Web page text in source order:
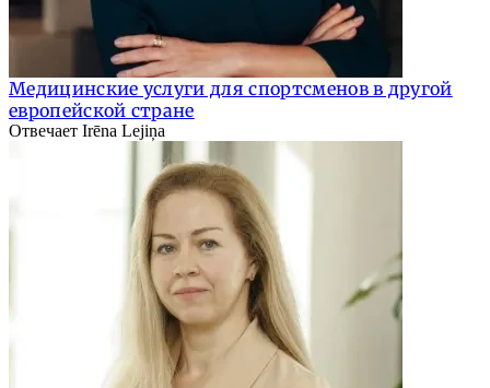
Медицинские услуги для спортсменов в другой
европейской стране
Отвечает Irēna Lejiņa